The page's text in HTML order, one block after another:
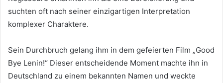
suchten oft nach seiner einzigartigen Interpretation
komplexer Charaktere.
Sein Durchbruch gelang ihm in dem gefeierten Film „Good
Bye Lenin!“ Dieser entscheidende Moment machte ihn in
Deutschland zu einem bekannten Namen und weckte